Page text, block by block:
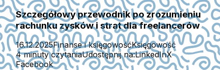
Szczegółowy przewodnik po zrozumieniu
rachunku zysków i strat dla freelancerów
16.12.2025Finanse i księgowośćKsięgowość
4 minuty czytaniaUdostępnij na:LinkedInX
Facebook